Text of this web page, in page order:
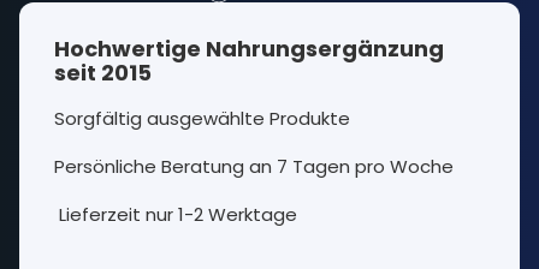
Hochwertige Nahrungsergänzung
seit 2015
Sorgfältig ausgewählte Produkte
Persönliche Beratung an 7 Tagen pro Woche
Lieferzeit nur 1-2 Werktage